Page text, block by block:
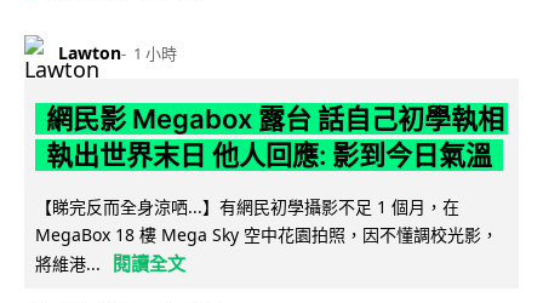
Lawton 1 小時
網民影 Megabox 露台 話自己初學執相
執出世界末日 他人回應: 影到今日氣溫
【睇完反而全身涼哂...】有網民初學攝影不足 1 個月，在
MegaBox 18 樓 Mega Sky 空中花園拍照，因不懂調校光影，
將維港...
閱讀全文